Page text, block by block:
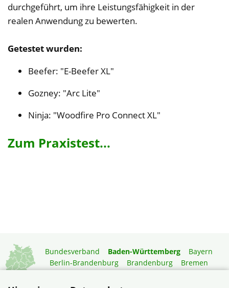
durchgeführt, um ihre Leistungsfähigkeit in der
realen Anwendung zu bewerten.
Getestet wurden:
Beefer: "E-Beefer XL"
Gozney: "Arc Lite"
Ninja: "Woodfire Pro Connect XL"
Zum Praxistest...
Bundesverband Baden-Württemberg
Bayern
Berlin-Brandenburg
Brandenburg
Bremen
Niedersachsen